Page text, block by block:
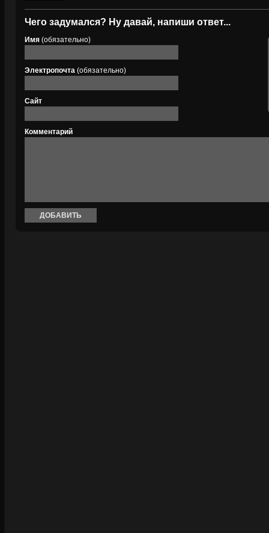
Чего задумался? Ну давай, напиши ответ...
Имя (обязательно)
Электропочта (обязательно)
Сайт
Комментарий